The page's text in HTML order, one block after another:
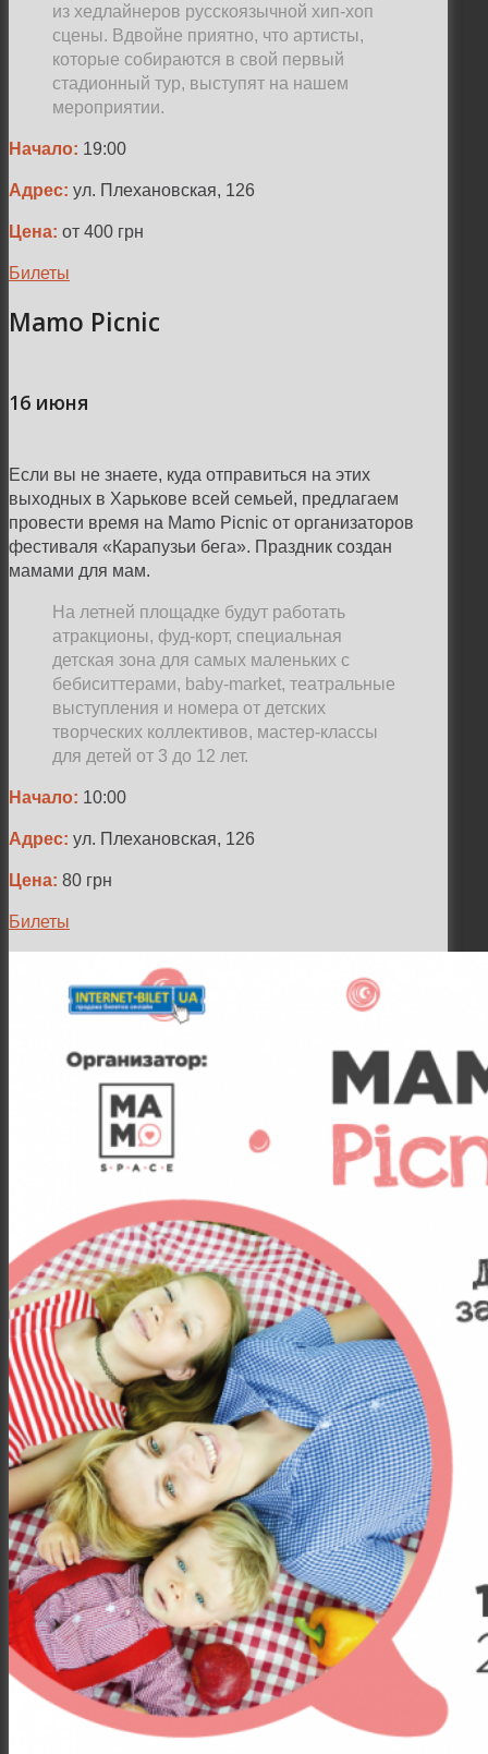
из хедлайнеров русскоязычной хип-хоп
сцены. Вдвойне приятно, что артисты,
которые собираются в свой первый
стадионный тур, выступят на нашем
мероприятии.
Начало: 19:00
Адрес: ул. Плехановская, 126
Цена: от 400 грн
Билеты
Mamo Picnic
16 июня
Если вы не знаете, куда отправиться на этих
выходных в Харькове всей семьей, предлагаем
провести время на Mamo Picnic от организаторов
фестиваля «Карапузьи бега». Праздник создан
мамами для мам.
На летней площадке будут работать
атракционы, фуд-корт, специальная
детская зона для самых маленьких с
бебиситтерами, baby-market, театральные
выступления и номера от детских
творческих коллективов, мастер-классы
для детей от 3 до 12 лет.
Начало: 10:00
Адрес: ул. Плехановская, 126
Цена: 80 грн
Билеты